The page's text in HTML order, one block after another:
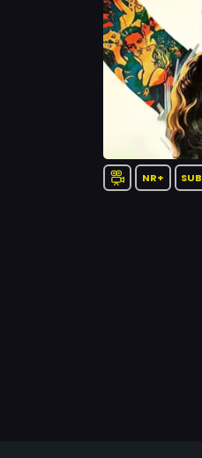
NR+ SUB